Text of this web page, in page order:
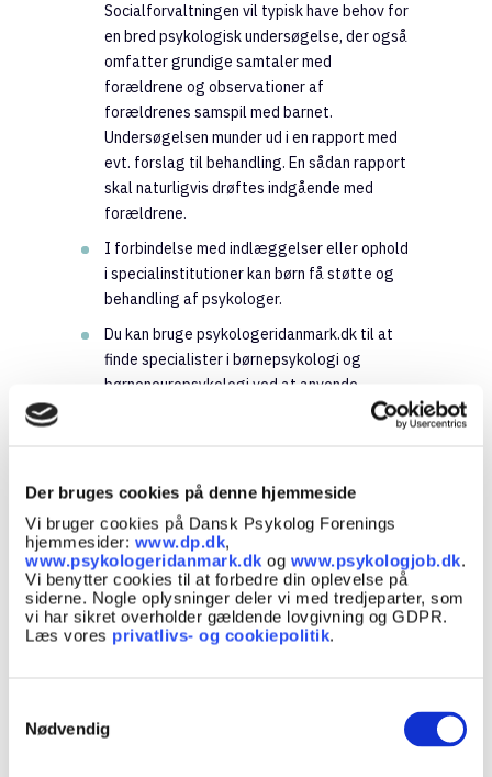
Der bruges cookies på denne hjemmeside
Vi bruger cookies på Dansk Psykolog Forenings
hjemmesider: www.dp.dk,
www.psykologeridanmark.dk og www.psykologjob.dk.
Vi benytter cookies til at forbedre din oplevelse på
siderne. Nogle oplysninger deler vi med tredjeparter, som
vi har sikret overholder gældende lovgivning og GDPR.
Læs vores privatlivs- og cookiepolitik.
Nødvendig
Socialforvaltningen vil typisk have behov for
en bred psykologisk undersøgelse, der også
omfatter grundige samtaler med
forældrene og observationer af
forældrenes samspil med barnet.
Undersøgelsen munder ud i en rapport med
evt. forslag til behandling. En sådan rapport
skal naturligvis drøftes indgående med
forældrene.
I forbindelse med indlæggelser eller ophold
i specialinstitutioner kan børn få støtte og
behandling af psykologer.
Du kan bruge psykologeridanmark.dk til at
finde specialister i børnepsykologi og
børneneuropsykologi ved at anvende
Der kan være gået mange dårlige oplevelser
og forsøg på at løse barnets problemer forud
for det første besøg hos psykologen.
Psykologen vil i alle tilfælde se det som sin
opgave at finde ud af, hvad det hele handler om
ved at lytte, ved at tage barnets perspektiv og
Psykologen har tavshedspligt også ved